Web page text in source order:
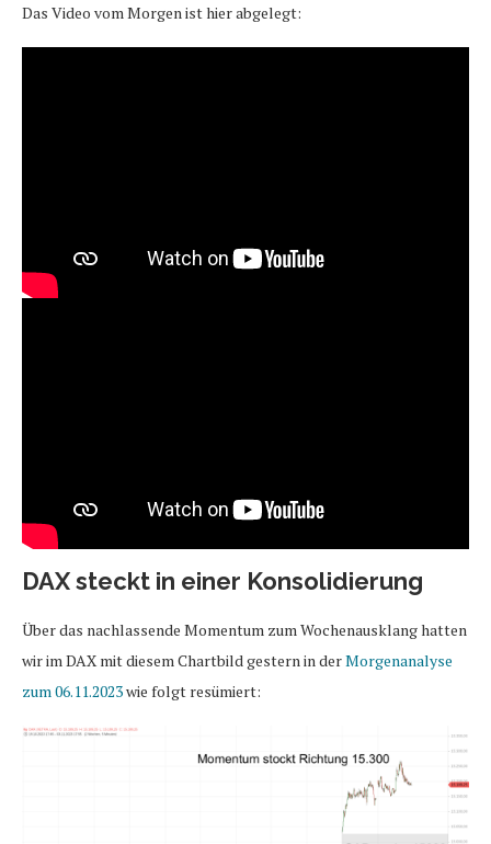
Das Video vom Morgen ist hier abgelegt:
DAX steckt in einer Konsolidierung
Über das nachlassende Momentum zum Wochenausklang hatten
wir im DAX mit diesem Chartbild gestern in derMorgenanalyse
zum 06.11.2023wie folgt resümiert: